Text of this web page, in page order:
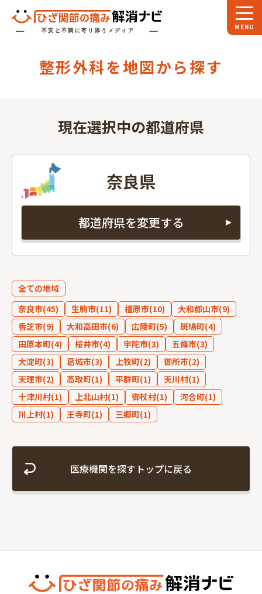
スペシャル 対談
専門家インタビュー
ひざ関節ナビに
フリーワード
整形外科を地図から探す
現在選択中の都道府県
奈良県
都道府県を変更する
全ての地域
奈良市(45)
生駒市(11) 橿原市(10)
大和郡山市(9)
香芝市(9)
大和高田市(6) 広陵町(5)
斑鳩町(4)
田原本町(4)
桜井市(4) 宇陀市(3)
五條市(3)
大淀町(3)
葛城市(3) 上牧町(2)
御所市(2)
天理市(2)
高取町(1) 平群町(1)
天川村(1)
十津川村(1)
上北山村(1) 御杖村(1)
河合町(1)
川上村(1)
王寺町(1) 三郷町(1)
医療機関を探すトップに戻る